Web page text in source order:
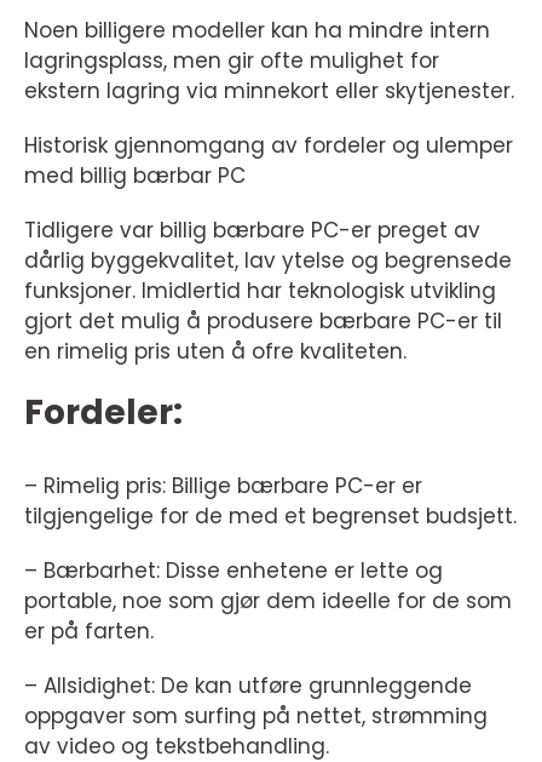
Noen billigere modeller kan ha mindre intern
lagringsplass, men gir ofte mulighet for
ekstern lagring via minnekort eller skytjenester.
Historisk gjennomgang av fordeler og ulemper
med billig bærbar PC
Tidligere var billig bærbare PC-er preget av
dårlig byggekvalitet, lav ytelse og begrensede
funksjoner. Imidlertid har teknologisk utvikling
gjort det mulig å produsere bærbare PC-er til
en rimelig pris uten å ofre kvaliteten.
Fordeler:
– Rimelig pris: Billige bærbare PC-er er
tilgjengelige for de med et begrenset budsjett.
– Bærbarhet: Disse enhetene er lette og
portable, noe som gjør dem ideelle for de som
er på farten.
– Allsidighet: De kan utføre grunnleggende
oppgaver som surfing på nettet, strømming
av video og tekstbehandling.